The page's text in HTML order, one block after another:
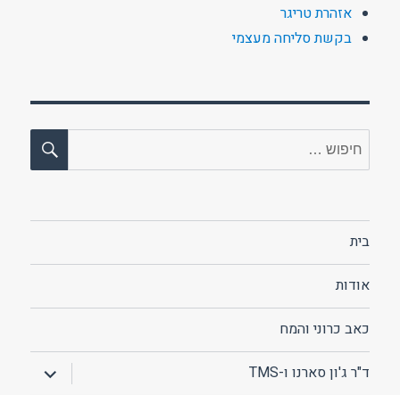
אזהרת טריגר
בקשת סליחה מעצמי
חפש:
בית
אודות
כאב כרוני והמח
ד"ר ג'ון סארנו ו-TMS הצג
תפריט